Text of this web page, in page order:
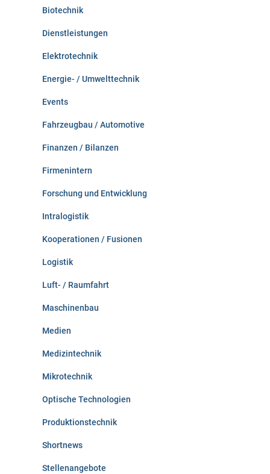
Biotechnik
Dienstleistungen
Elektrotechnik
Energie- / Umwelttechnik
Events
Fahrzeugbau / Automotive
Finanzen / Bilanzen
Firmenintern
Forschung und Entwicklung
Intralogistik
Kooperationen / Fusionen
Logistik
Luft- / Raumfahrt
Maschinenbau
Medien
Medizintechnik
Mikrotechnik
Optische Technologien
Produktionstechnik
Shortnews
Stellenangebote